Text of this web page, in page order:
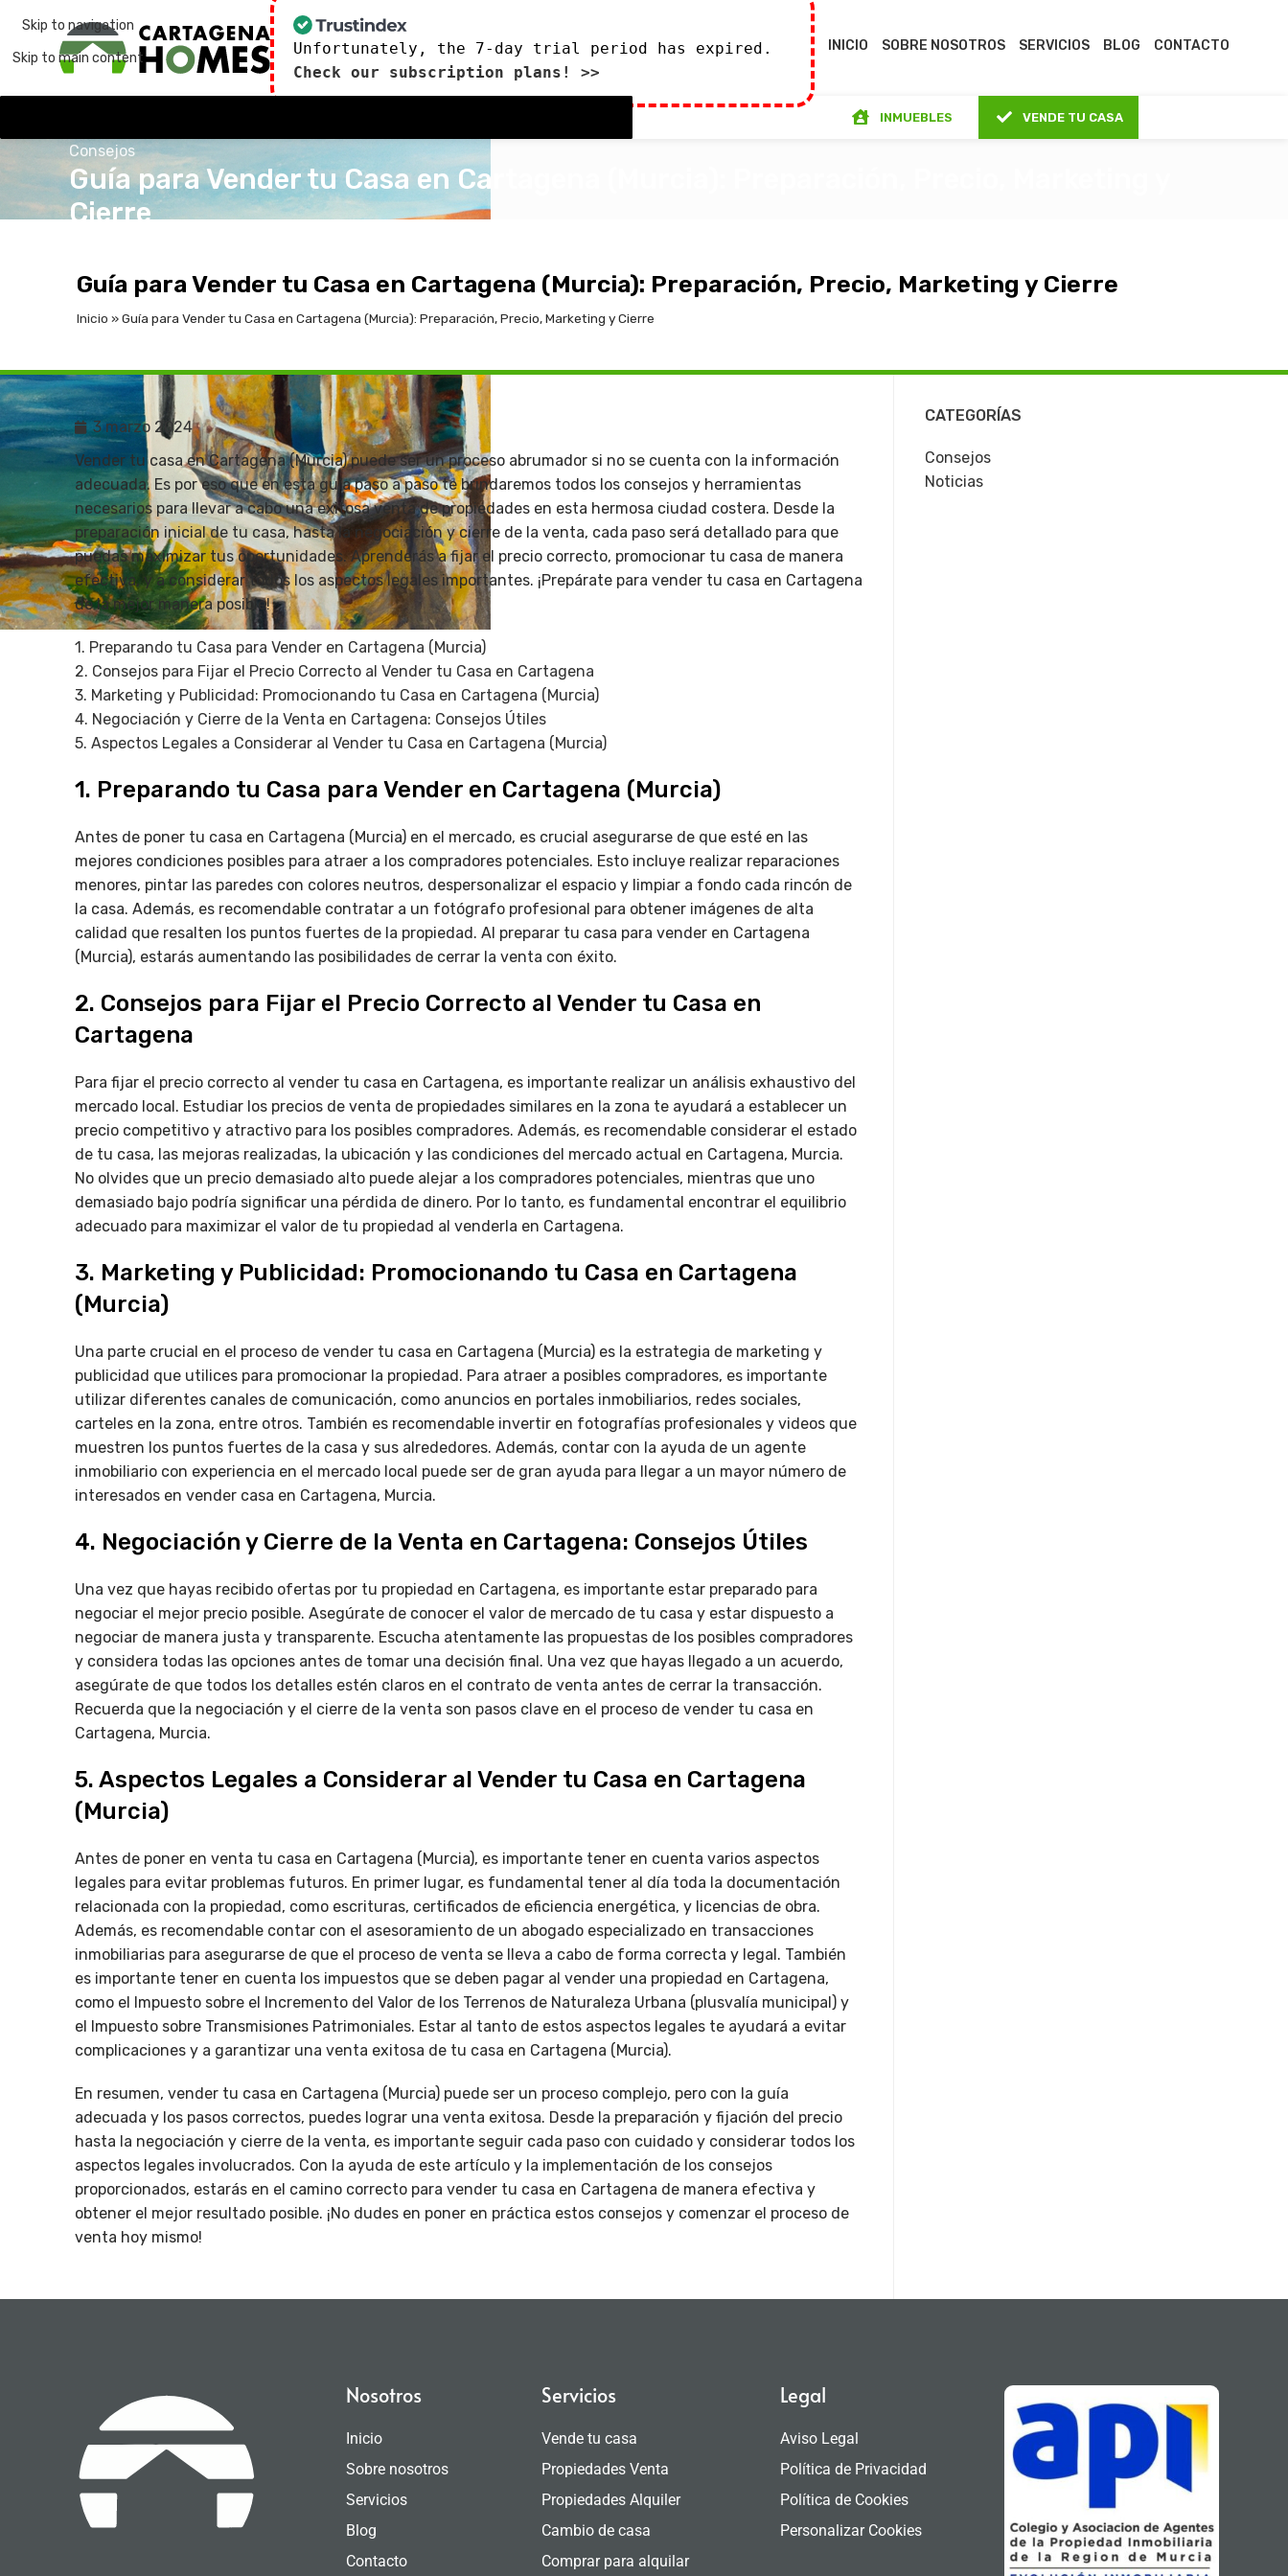
Skip to navigation
Skip to main content
Unfortunately, the 7-day trial period has expired.
Check our subscription plans! >>
INICIO SOBRE NOSOTROS SERVICIOS BLOG CONTACTO
INMUEBLES VENDE TU CASA
Consejos
Guía para Vender tu Casa en Cartagena (Murcia): Preparación, Precio, Marketing y
Cierre
Guía para Vender tu Casa en Cartagena (Murcia): Preparación, Precio, Marketing y Cierre
Inicio »Guía para Vender tu Casa en Cartagena (Murcia): Preparación, Precio, Marketing y Cierre
3 marzo 2024
Vender tu casa en Cartagena (Murcia) puede ser un proceso abrumador si no se cuenta con la información
adecuada. Es por eso que en esta guía paso a paso te brindaremos todos los consejos y herramientas
necesarios para llevar a cabo una exitosa venta de propiedades en esta hermosa ciudad costera. Desde la
preparación inicial de tu casa, hasta la negociación y cierre de la venta, cada paso será detallado para que
puedas maximizar tus oportunidades. Aprenderás a fijar el precio correcto, promocionar tu casa de manera
efectiva, y a considerar todos los aspectos legales importantes. ¡Prepárate para vender tu casa en Cartagena
de la mejor manera posible!
1. Preparando tu Casa para Vender en Cartagena (Murcia)
2. Consejos para Fijar el Precio Correcto al Vender tu Casa en Cartagena
3. Marketing y Publicidad: Promocionando tu Casa en Cartagena (Murcia)
4. Negociación y Cierre de la Venta en Cartagena: Consejos Útiles
5. Aspectos Legales a Considerar al Vender tu Casa en Cartagena (Murcia)
1. Preparando tu Casa para Vender en Cartagena (Murcia)
Antes de poner tu casa en Cartagena (Murcia) en el mercado, es crucial asegurarse de que esté en las
mejores condiciones posibles para atraer a los compradores potenciales. Esto incluye realizar reparaciones
menores, pintar las paredes con colores neutros, despersonalizar el espacio y limpiar a fondo cada rincón de
la casa. Además, es recomendable contratar a un fotógrafo profesional para obtener imágenes de alta
calidad que resalten los puntos fuertes de la propiedad. Al preparar tu casa para vender en Cartagena
(Murcia), estarás aumentando las posibilidades de cerrar la venta con éxito.
2. Consejos para Fijar el Precio Correcto al Vender tu Casa en
Cartagena
Para fijar el precio correcto al vender tu casa en Cartagena, es importante realizar un análisis exhaustivo del
mercado local. Estudiar los precios de venta de propiedades similares en la zona te ayudará a establecer un
precio competitivo y atractivo para los posibles compradores. Además, es recomendable considerar el estado
de tu casa, las mejoras realizadas, la ubicación y las condiciones del mercado actual en Cartagena, Murcia.
No olvides que un precio demasiado alto puede alejar a los compradores potenciales, mientras que uno
demasiado bajo podría significar una pérdida de dinero. Por lo tanto, es fundamental encontrar el equilibrio
adecuado para maximizar el valor de tu propiedad al venderla en Cartagena.
3. Marketing y Publicidad: Promocionando tu Casa en Cartagena
(Murcia)
Una parte crucial en el proceso de vender tu casa en Cartagena (Murcia) es la estrategia de marketing y
publicidad que utilices para promocionar la propiedad. Para atraer a posibles compradores, es importante
utilizar diferentes canales de comunicación, como anuncios en portales inmobiliarios, redes sociales,
carteles en la zona, entre otros. También es recomendable invertir en fotografías profesionales y videos que
muestren los puntos fuertes de la casa y sus alrededores. Además, contar con la ayuda de un agente
inmobiliario con experiencia en el mercado local puede ser de gran ayuda para llegar a un mayor número de
interesados en vender casa en Cartagena, Murcia.
4. Negociación y Cierre de la Venta en Cartagena: Consejos Útiles
Una vez que hayas recibido ofertas por tu propiedad en Cartagena, es importante estar preparado para
negociar el mejor precio posible. Asegúrate de conocer el valor de mercado de tu casa y estar dispuesto a
negociar de manera justa y transparente. Escucha atentamente las propuestas de los posibles compradores
y considera todas las opciones antes de tomar una decisión final. Una vez que hayas llegado a un acuerdo,
asegúrate de que todos los detalles estén claros en el contrato de venta antes de cerrar la transacción.
Recuerda que la negociación y el cierre de la venta son pasos clave en el proceso de vender tu casa en
Cartagena, Murcia.
5. Aspectos Legales a Considerar al Vender tu Casa en Cartagena
(Murcia)
Antes de poner en venta tu casa en Cartagena (Murcia), es importante tener en cuenta varios aspectos
legales para evitar problemas futuros. En primer lugar, es fundamental tener al día toda la documentación
relacionada con la propiedad, como escrituras, certificados de eficiencia energética, y licencias de obra.
Además, es recomendable contar con el asesoramiento de un abogado especializado en transacciones
inmobiliarias para asegurarse de que el proceso de venta se lleva a cabo de forma correcta y legal. También
es importante tener en cuenta los impuestos que se deben pagar al vender una propiedad en Cartagena,
como el Impuesto sobre el Incremento del Valor de los Terrenos de Naturaleza Urbana (plusvalía municipal) y
el Impuesto sobre Transmisiones Patrimoniales. Estar al tanto de estos aspectos legales te ayudará a evitar
complicaciones y a garantizar una venta exitosa de tu casa en Cartagena (Murcia).
En resumen, vender tu casa en Cartagena (Murcia) puede ser un proceso complejo, pero con la guía
adecuada y los pasos correctos, puedes lograr una venta exitosa. Desde la preparación y fijación del precio
hasta la negociación y cierre de la venta, es importante seguir cada paso con cuidado y considerar todos los
aspectos legales involucrados. Con la ayuda de este artículo y la implementación de los consejos
proporcionados, estarás en el camino correcto para vender tu casa en Cartagena de manera efectiva y
obtener el mejor resultado posible. ¡No dudes en poner en práctica estos consejos y comenzar el proceso de
venta hoy mismo!
CATEGORÍAS
Consejos
Noticias
Nosotros
Inicio
Sobre nosotros
Servicios
Blog
Contacto
Servicios
Vende tu casa
Propiedades Venta
Propiedades Alquiler
Cambio de casa
Comprar para alquilar
Legal
Aviso Legal
Política de Privacidad
Política de Cookies
Personalizar Cookies